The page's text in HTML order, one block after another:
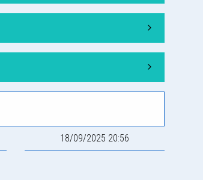
18/09/2025 20:56